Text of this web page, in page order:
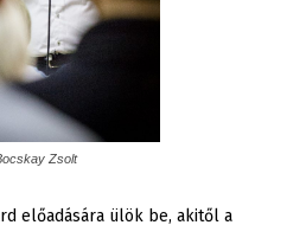
Zsolt
előadására ülök be, akitől a